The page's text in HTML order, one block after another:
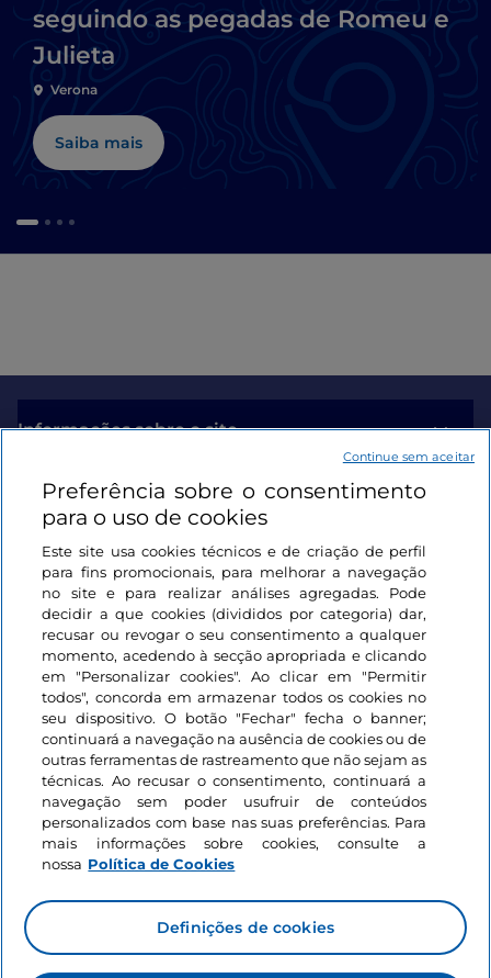
seguindo as pegadas de Romeu e
Julieta
Verona
Saiba mais
Informações sobre o site
Ligações úteis
Iniciar sessão
Mantenha-se em contacto
Preferência sobre o consentimento
para o uso de cookies
Este site usa cookies técnicos e de criação de perfil
para fins promocionais, para melhorar a navegação
no site e para realizar análises agregadas. Pode
decidir a que cookies (divididos por categoria) dar,
recusar ou revogar o seu consentimento a qualquer
momento, acedendo à secção apropriada e clicando
em "Personalizar cookies". Ao clicar em "Permitir
todos", concorda em armazenar todos os cookies no
seu dispositivo. O botão "Fechar" fecha o banner;
continuará a navegação na ausência de cookies ou de
outras ferramentas de rastreamento que não sejam as
técnicas. Ao recusar o consentimento, continuará a
navegação sem poder usufruir de conteúdos
personalizados com base nas suas preferências. Para
mais informações sobre cookies, consulte a
nossa Política de Cookies
Definições de cookies
Continue sem aceitar